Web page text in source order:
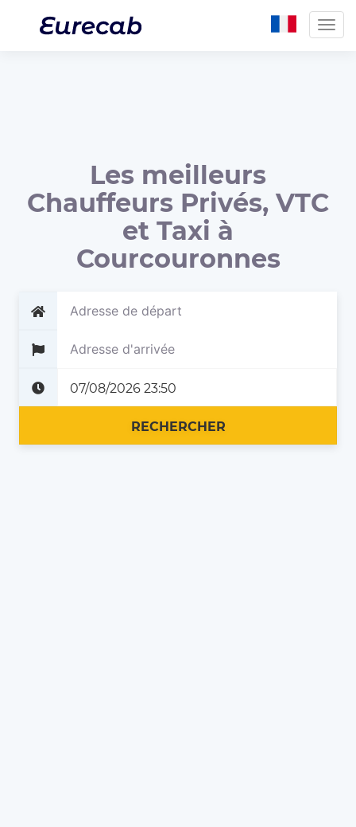
Les meilleurs
Chauffeurs Privés, VTC
et Taxi à
Courcouronnes
RECHERCHER